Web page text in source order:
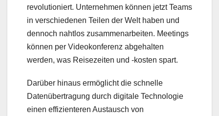
revolutioniert. Unternehmen können jetzt Teams
in verschiedenen Teilen der Welt haben und
dennoch nahtlos zusammenarbeiten. Meetings
können per Videokonferenz abgehalten
werden, was Reisezeiten und -kosten spart.
Darüber hinaus ermöglicht die schnelle
Datenübertragung durch digitale Technologie
einen effizienteren Austausch von